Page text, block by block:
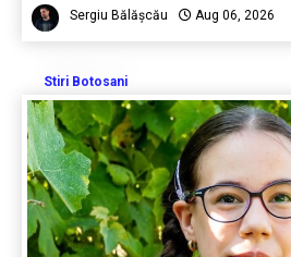
Sergiu Bălășcău Aug 06, 2026
Stiri Botosani